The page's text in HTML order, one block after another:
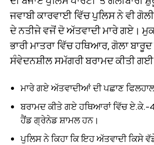
ਜਵਾਬੀ ਕਾਰਵਾਈ ਵਿੱਚ ਪੁਲਿਸ ਨੇ ਵੀ
ਦੇ ਨਤੀਜੇ ਵਜੋਂ ਦੋ ਅੱਤਵਾਦੀ ਮਾਰੇ ਗਏ।
ਭਾਰੀ ਮਾਤਰਾ ਵਿੱਚ ਹਥਿਆਰ, ਗੋਲਾ
ਸੰਵੇਦਨਸ਼ੀਲ ਸਮੱਗਰੀ ਬਰਾਮਦ ਕੀਤੀ
ਮਾਰੇ ਗਏ ਅੱਤਵਾਦੀਆਂ ਦੀ ਪਛਾਣ ਫਿਲਹਾਲ
ਬਰਾਮਦ ਕੀਤੇ ਗਏ ਹਥਿਆਰਾਂ ਵਿੱਚ
ਹੈਂਡ ਗ੍ਰੇਨੇਡ ਸ਼ਾਮਲ ਹਨ।
ਪੁਲਿਸ ਨੇ ਕਿਹਾ ਕਿ ਇਹ ਅੱਤਵਾਦੀ ਕਿਸੇ